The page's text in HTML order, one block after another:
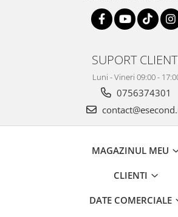
Aparate Foto & Accesorii
Audio HI-FI & Profesionale
SUPORT
Luni - Vineri 09:00 -
0756374301
MAGAZINUL MEU
CLIENTI
DATE COMERCIALE